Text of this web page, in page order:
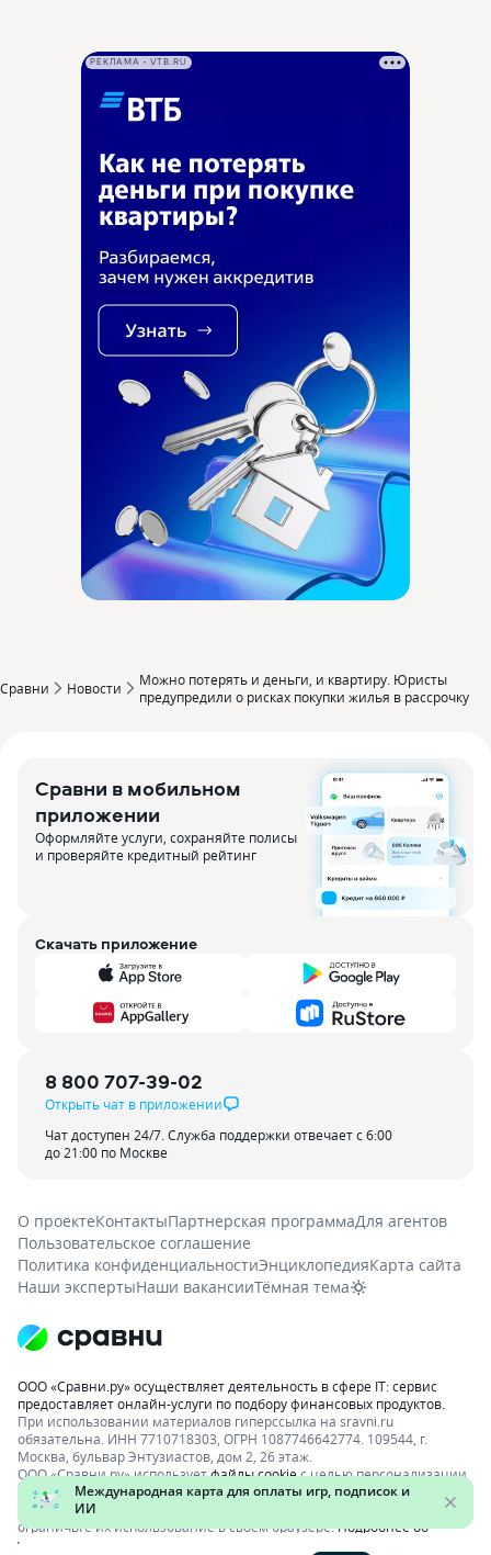
РЕКЛАМА • VTB.RU
Сравни Новости
Можно потерять и деньги‚ и квартиру. Юристы
предупредили о рисках покупки жилья в рассрочку
Сравни в мобильном
приложении
Оформляйте услуги, сохраняйте полисы
и проверяйте кредитный рейтинг
Скачать приложение
8 800 707-39-02
Открыть чат в приложении
Чат доступен 24/7. Служба поддержки отвечает с 6:00
до 21:00 по Москве
О проектеКонтактыПартнерская программаДля агентов
Пользовательское соглашение
Политика конфиденциальностиЭнциклопедияКарта сайта
Наши экспертыНаши вакансииТёмная тема
ООО «Сравни.ру» осуществляет деятельность в сфере IT: сервис
предоставляет онлайн-услуги по подбору финансовых продуктов.
При использовании материалов гиперссылка на sravni.ru
обязательна. ИНН 7710718303, ОГРН 1087746642774. 109544, г.
Москва, бульвар Энтузиастов, дом 2, 26 этаж.
ООО «Сравни.ру» используетфайлы cookieс целью персонализации
сервисов и повышения удобства пользования веб-сайтом. Если вы
не хотите, чтобы ваши пользовательские данные обрабатывались,
ограничьте их использование в своём браузере.Подробнее об
условиях.